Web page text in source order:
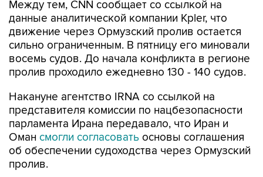
Между тем, CNN сообщает со ссылкой на
данные аналитической компании Kpler, что
движение через Ормузский пролив остается
сильно ограниченным. В пятницу его миновали
восемь судов. До начала конфликта в регионе
пролив проходило ежедневно 130 - 140 судов.
Накануне агентство IRNA со ссылкой на
представителя комиссии по нацбезопасности
парламента Ирана передавало, что Иран и
Оман смогли согласовать основы соглашения
об обеспечении судоходства через Ормузский
пролив.